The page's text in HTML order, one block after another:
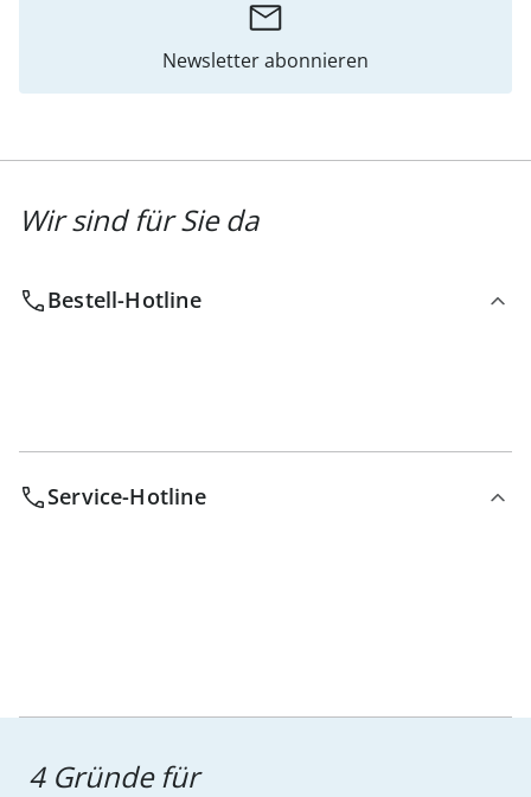
Newsletter abonnieren
Wir sind für Sie da
Bestell-Hotline
Service-Hotline
4 Gründe für